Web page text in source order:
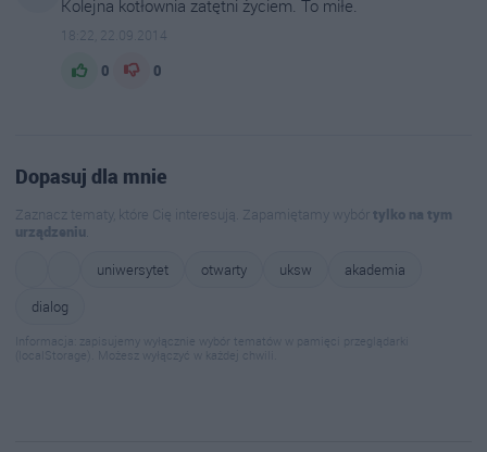
Kolejna kotłownia zatętni życiem. To miłe.
18:22, 22.09.2014
0 0
Dopasuj dla mnie
Zaznacz tematy, które Cię interesują. Zapamiętamy wybórtylko na tym
urządzeniu.
uniwersytet
otwarty uksw
akademia
dialog
Informacja: zapisujemy wyłącznie wybór tematów w pamięci przeglądarki
(localStorage). Możesz wyłączyć w każdej chwili.